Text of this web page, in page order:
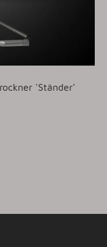
'Ständer'